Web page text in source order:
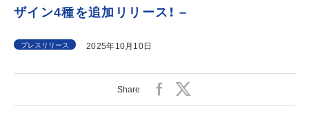
ザイン4種を追加リリース！ –
プレスリリース 2025年10月10日
Share